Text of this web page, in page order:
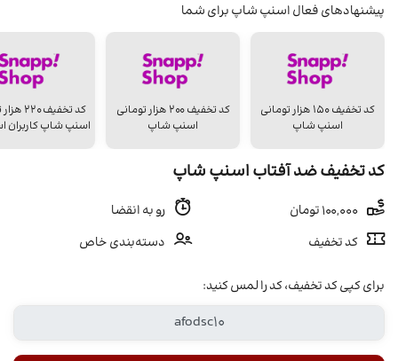
پیشنهادهای فعال اسنپ شاپ برای شما
کد تخفیف ۱۵۰ هزار تومانی
اسنپ شاپ
کد تخفیف ۲۰۰ هزار تومانی
اسنپ شاپ
کد تخفیف
اسنپ شاپ کاربران
کد تخفیف ضد آفتاب اسنپ شاپ
رو به انقضا
کد تخفیف
دسته‌بندی خاص
برای کپی کد تخفیف، کد را لمس کنید: